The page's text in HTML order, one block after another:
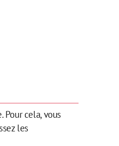
Pour cela, vous
les